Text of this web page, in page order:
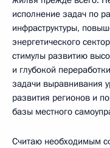
исполнение задач по
инфраструктуры,
энергетического
стимулы развитию
и глубокой
задачи выравнивания
развития регионов и
базы местного
Считаю необходимым